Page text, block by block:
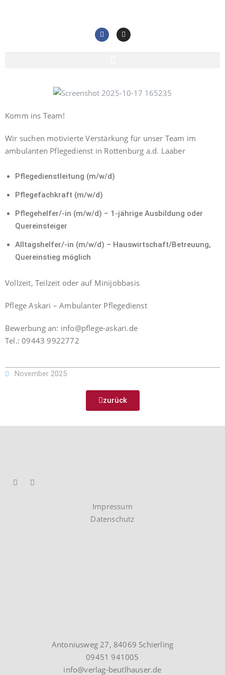
Komm ins Team!
Wir suchen motivierte Verstärkung für unser Team im
ambulanten Pflegedienst in Rottenburg a.d. Laaber
Pflegedienstleitung (m/w/d)
Pflegefachkraft (m/w/d)
Pflegehelfer/-in (m/w/d) – 1-jährige Ausbildung oder
Quereinsteiger
Alltagshelfer/-in (m/w/d) – Hauswirtschaft/Betreuung,
Quereinstieg möglich
Vollzeit, Teilzeit oder auf Minijobbasis
Pflege Askari – Ambulanter Pflegedienst
Bewerbung an: info@pflege-askari.de
Tel.: 09443 9922772
November 2025
zurück
Antoniusweg 27, 84069 Schierling
09451 941005
info@verlag-beutlhauser.de
Impressum
Datenschutz